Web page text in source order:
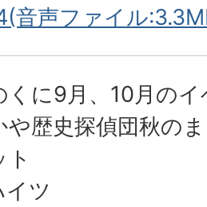
音声ファイル
くに9月、10月の
や歴史探偵団秋の
ト
ツ